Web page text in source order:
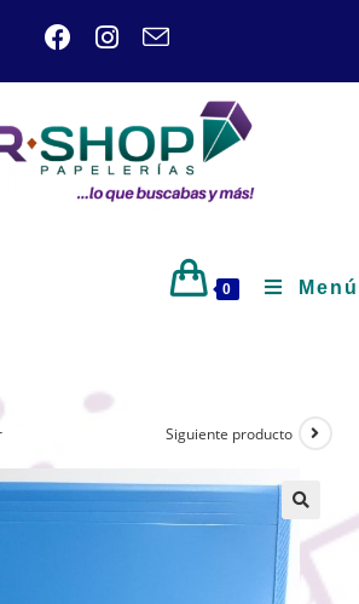
0 Menú
Siguiente producto
🔍